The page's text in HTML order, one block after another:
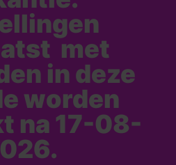
met
in deze
worden
na 17-08-